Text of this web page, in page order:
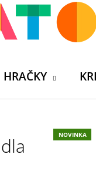
HRAČKY
NOVINKA
HLEDAT
SE 4
TÁTOVÉ